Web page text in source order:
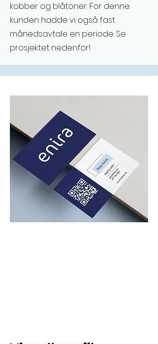
kobber og blåtoner. For denne
kunden hadde vi også fast
månedsavtale en periode. Se
prosjektet nedenfor!